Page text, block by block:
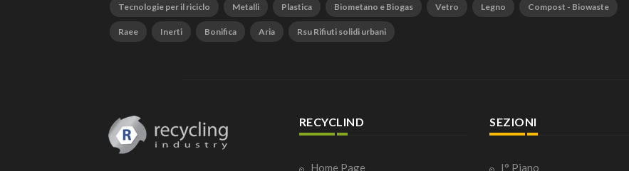
Tecnologie per il riciclo Metalli Plastica Biometano e Biogas Vetro Legno Compost - Biowaste
Raee Inerti Bonifica Aria Rsu Rifiuti solidi urbani
RECYCLIND
Home Page
SEZIONI
I° Piano